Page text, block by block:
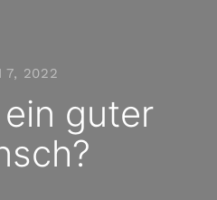
7, 2022
guter